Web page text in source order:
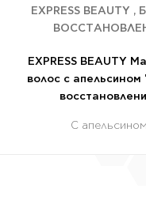
EXPRESS BEAUTY ,
EXPRESS BEAUTY
волос с апельсином
С апельсином